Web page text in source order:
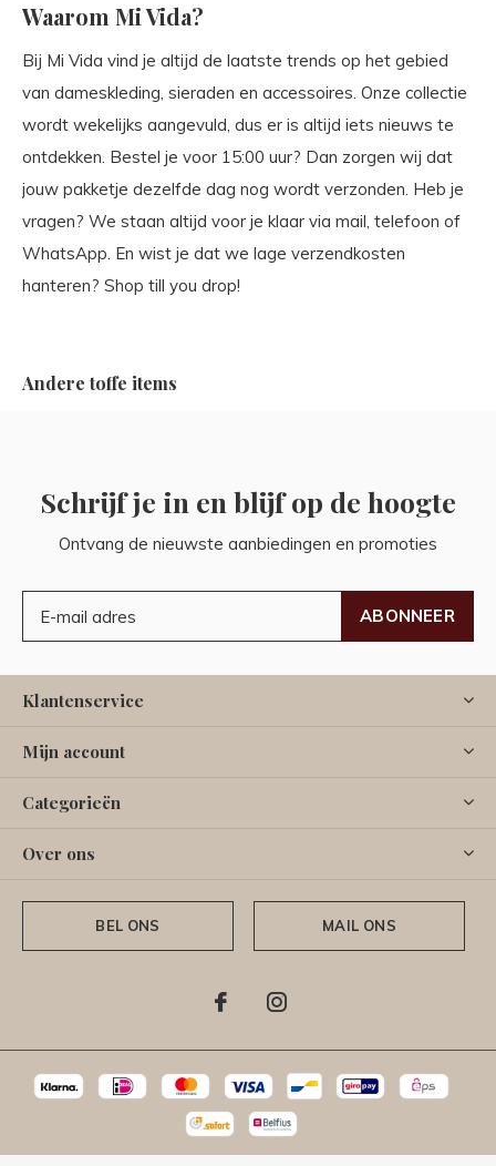
Waarom Mi Vida?
Bij Mi Vida vind je altijd de laatste trends op het gebied
van dameskleding, sieraden en accessoires. Onze collectie
wordt wekelijks aangevuld, dus er is altijd iets nieuws te
ontdekken. Bestel je voor 15:00 uur? Dan zorgen wij dat
jouw pakketje dezelfde dag nog wordt verzonden. Heb je
vragen? We staan altijd voor je klaar via mail, telefoon of
WhatsApp. En wist je dat we lage verzendkosten
hanteren? Shop till you drop!
Andere toffe items
Schrijf je in en blijf op de hoogte
Ontvang de nieuwste aanbiedingen en promoties
ABONNEER
Klantenservice
Mijn account
Categorieën
Over ons
BEL ONS MAIL ONS